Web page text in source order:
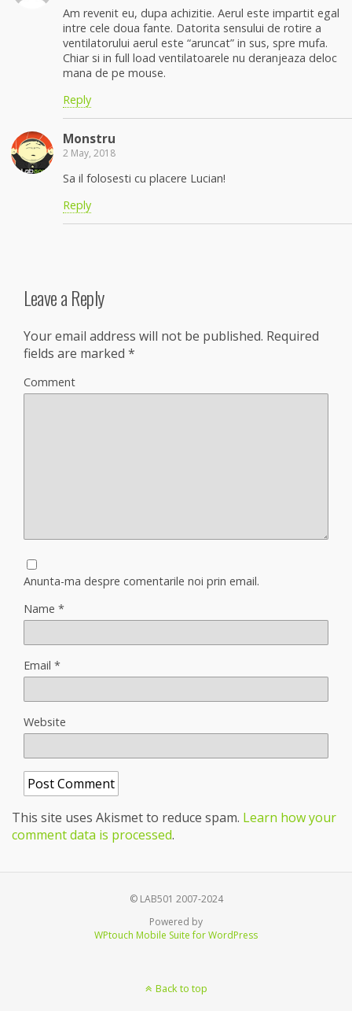
Am revenit eu, dupa achizitie. Aerul este impartit egal
intre cele doua fante. Datorita sensului de rotire a
ventilatorului aerul este “aruncat” in sus, spre mufa.
Chiar si in full load ventilatoarele nu deranjeaza deloc
mana de pe mouse.
Reply
Monstru
2 May, 2018
Sa il folosesti cu placere Lucian!
Reply
Leave a Reply
Your email address will not be published. Required
fields are marked *
Comment
Anunta-ma despre comentarile noi prin email.
Name *
Email *
Website
This site uses Akismet to reduce spam. Learn how your
comment data is processed.
© LAB501 2007-2024
Powered by
WPtouch Mobile Suite for WordPress
Back to top